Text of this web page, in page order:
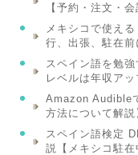
【予約・注文・会
メキシコで使え
行、出張、駐在前
スペイン語を勉
レベルは年収アッ
Amazon Audible
方法について解説
スペイン語検定
説【メキシコ駐在